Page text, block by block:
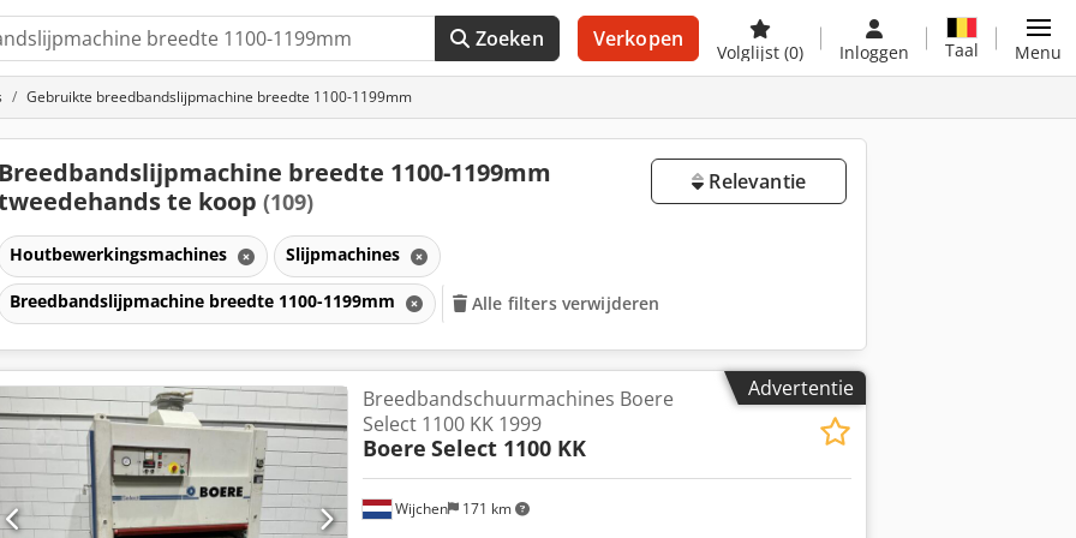
Zoeken Verkopen
Volglijst (0) Inloggen Taal Menu
Gebruikte breedbandslijpmachine breedte 1100-1199mm
Breedbandslijpmachine breedte 1100-1199mm
te koop (109)
Relevantie
Houtbewerkingsmachines Slijpmachines
Breedbandslijpmachine breedte 1100-1199mm Alle filters verwijderen
Advertentie
Wijchen 171 km
Breedbandschuurmachines Boere
Select 1100 KK 1999
Boere Select 1100 KK